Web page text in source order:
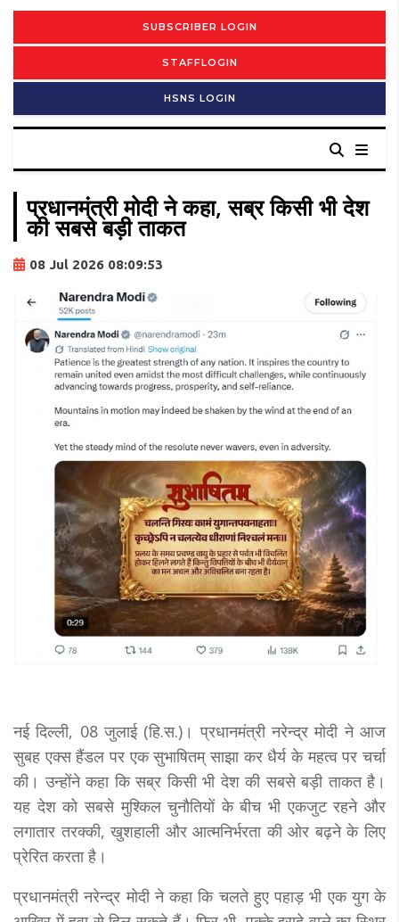
SUBSCRIBER LOGIN
STAFFLOGIN
HSNS LOGIN
प्रधानमंत्री मोदी ने कहा, सब्र किसी भी देश
की सबसे बड़ी ताकत
08 Jul 2026 08:09:53
नई दिल्ली, 08 जुलाई (हि.स.)। प्रधानमंत्री नरेन्द्र मोदी ने आज
सुबह एक्स हैंडल पर एक सुभाषितम् साझा कर धैर्य के महत्व पर चर्चा
की। उन्होंने कहा कि सब्र किसी भी देश की सबसे बड़ी ताकत है।
यह देश को सबसे मुश्किल चुनौतियों के बीच भी एकजुट रहने और
लगातार तरक्की, खुशहाली और आत्मनिर्भरता की ओर बढ़ने के लिए
प्रेरित करता है।
प्रधानमंत्री नरेन्द्र मोदी ने कहा कि चलते हुए पहाड़ भी एक युग के